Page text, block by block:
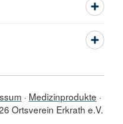
Medizinprodukte
Ortsverein Erkrath e.V.